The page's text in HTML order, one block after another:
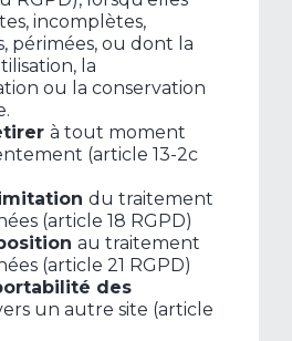
incomplètes,
périmées, ou dont la
la
ou la conservation
à tout moment
(article 13-2c
du traitement
(article 18 RGPD)
au traitement
(article 21 RGPD)
des
un autre site (article